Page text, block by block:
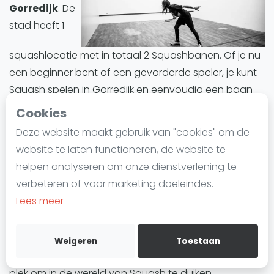
Cookies
Deze website maakt gebruik van "cookies" om de
website te laten functioneren, de website te
helpen analyseren om onze dienstverlening te
verbeteren of voor marketing doeleindes.
Lees meer
Weigeren Toestaan
Laatste
SBN Eredivisie
Agenda
Squash
Squash Den Haag
Gorredijk. De
stad heeft 1
squashlocatie met in totaal 2 Squashbanen. Of je nu
een beginner bent of een gevorderde speler, je kunt
Squash spelen in Gorredijk en eenvoudig een baan
reserveren.
Gorredijk biedt een divers aanbod aan
Squashbanen. Alle Squashbanen in Gorredijk zijn
indoor.
Squashbanen in Gorredijk
die deze trend wil uitproberen of zijn vaardigheden
wil verbeteren. Of het nu gaat om training, informele
wedstrijden of competities, Gorredijk is een ideale